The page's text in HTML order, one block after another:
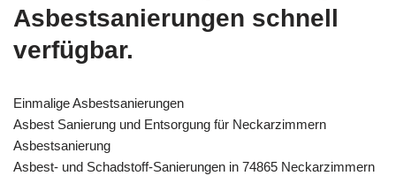
Asbestsanierungen schnell
verfügbar.
Einmalige Asbestsanierungen
Asbest Sanierung und Entsorgung für Neckarzimmern
Asbestsanierung
Asbest- und Schadstoff-Sanierungen in 74865 Neckarzimmern